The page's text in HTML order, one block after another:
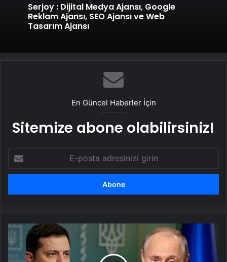
Serjoy : Dijital Medya Ajansı, Google
Reklam Ajansı, SEO Ajansı ve Web
Tasarım Ajansı
En Güncel Haberler İçin
Sitemize abone olabilirsiniz!
posta
adresinizi
Ukrayna'dan
son
dakika
açıklaması: